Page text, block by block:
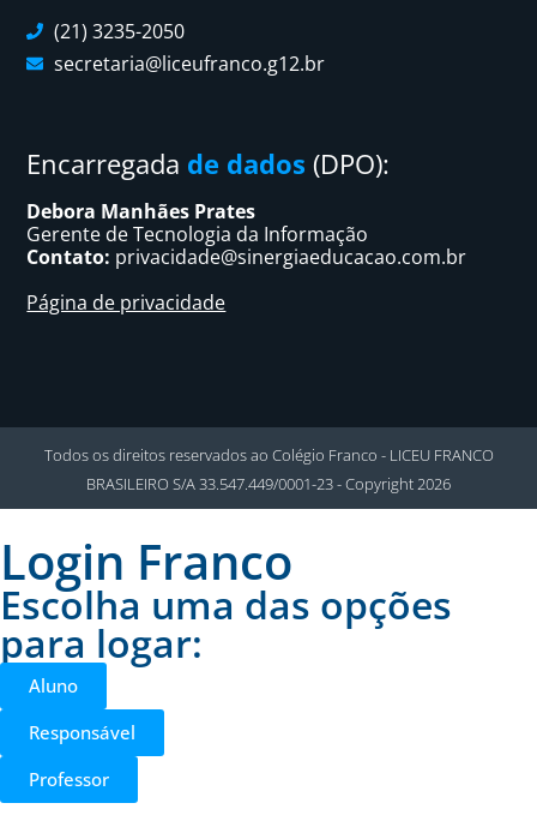
(21) 3235-2050
secretaria@liceufranco.g12.br
Encarregada de dados (DPO):
Debora Manhães Prates
Gerente de Tecnologia da Informação
Contato: privacidade@sinergiaeducacao.com.br
Página de privacidade
Todos os direitos reservados ao Colégio Franco - LICEU FRANCO
BRASILEIRO S/A 33.547.449/0001-23 - Copyright 2026
Login Franco
Escolha uma das opções
para logar:
Aluno
Responsável
Professor